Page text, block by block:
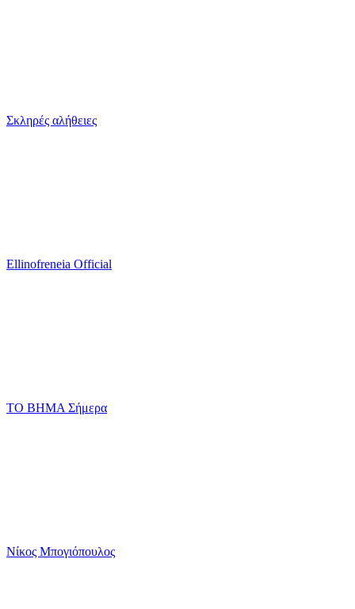
Σκληρές αλήθειες
Ellinofreneia Official
ΤΟ ΒΗΜΑ Σήμερα
Νίκος Μπογιόπουλος